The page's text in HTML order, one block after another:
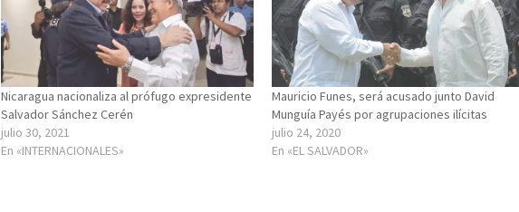
Nicaragua nacionaliza al prófugo expresidente
Salvador Sánchez Cerén
julio 30, 2021
En «INTERNACIONALES»
Mauricio Funes, será acusado junto David
Munguía Payés por agrupaciones ilícitas
julio 24, 2020
En «EL SALVADOR»